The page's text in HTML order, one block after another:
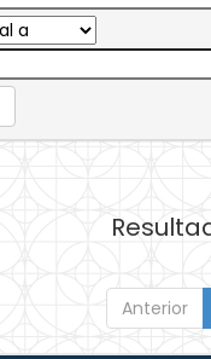
Anterior